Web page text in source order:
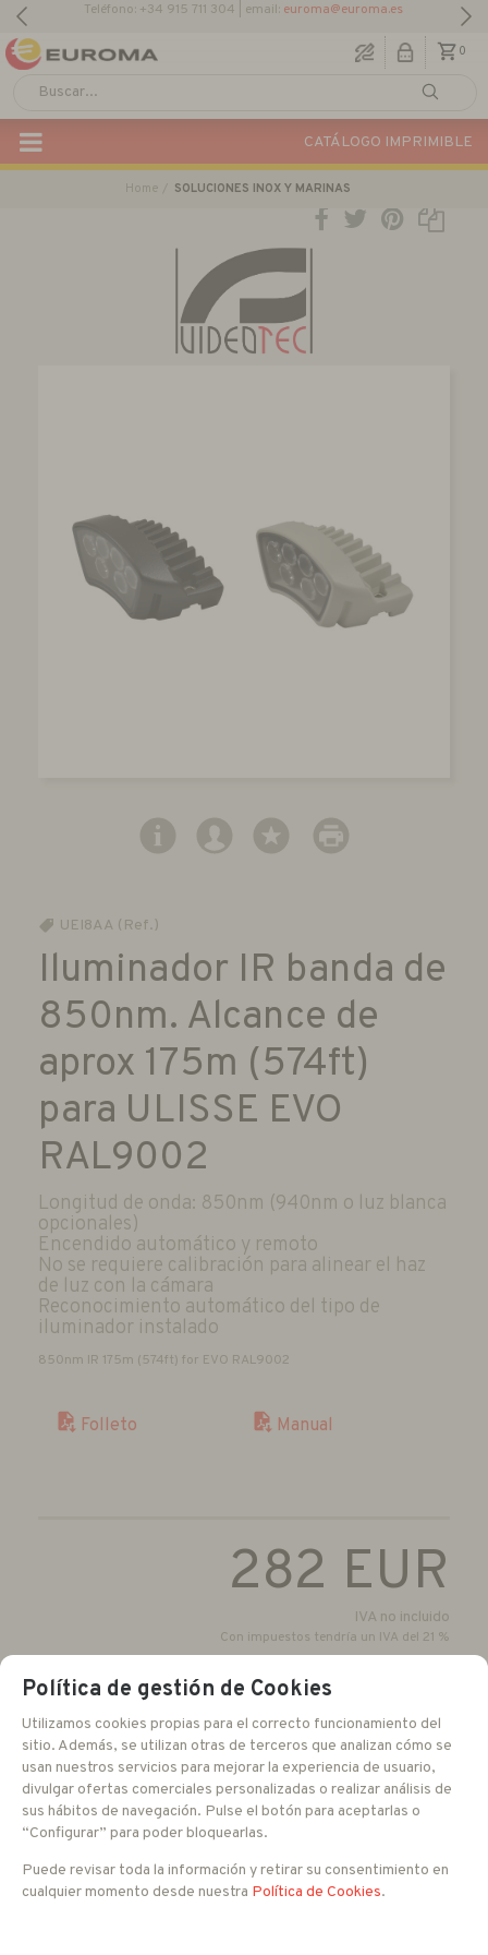
0
CATÁLOGO IMPRIMIBLE
Home SOLUCIONES INOX Y MARINAS
UEI8AA (Ref.)
Iluminador IR banda de
850nm. Alcance de
aprox 175m (574ft)
para ULISSE EVO
RAL9002
Longitud de onda: 850nm (940nm o luz blanca
opcionales)
Encendido automático y remoto
No se requiere calibración para alinear el haz
de luz con la cámara
Reconocimiento automático del tipo de
iluminador instalado
850nm IR 175m (574ft) for EVO RAL9002
Folleto Manual
282 EUR
IVA no incluido
Con impuestos tendría un IVA del 21 %
-
unidades
+ RESERVAR
FAMILIAS RELACIONADAS
Posicionadores IP
SOLUCIONES INOX Y MARINAS
Política de gestión de Cookies
Utilizamos cookies propias para el correcto funcionamiento del
sitio. Además, se utilizan otras de terceros que analizan cómo se
usan nuestros servicios para mejorar la experiencia de usuario,
divulgar ofertas comerciales personalizadas o realizar análisis de
sus hábitos de navegación. Pulse el botón para aceptarlas o
“Configurar” para poder bloquearlas.
Puede revisar toda la información y retirar su consentimiento en
cualquier momento desde nuestra Política de Cookies.